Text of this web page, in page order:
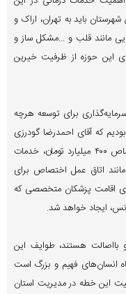
باید به تهران، اراک و
مانند قلب و ...مشکل ساز و
این حوزه از ظرفیت خیرین
برای توسعه هرچه
که آقای احمدرضا گودرزی
کارآفرین و خیر در حوزه بهداشت و درمان با اختصاص ۴۰۰ میلیارد تومان، خدمات
اتاق عمل اختصاص برای
مجهز برای اقامت پزشکان متخصصی که
ایجاد خواهد شد.
بااصالت هستند، طوایف این
انسان‌های فهیم و بزرگ است
این خطه در مدیریت استان